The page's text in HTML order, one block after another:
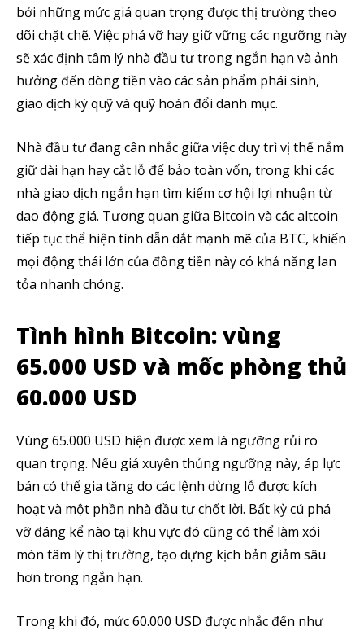
bởi những mức giá quan trọng được thị trường theo
dõi chặt chẽ. Việc phá vỡ hay giữ vững các ngưỡng này
sẽ xác định tâm lý nhà đầu tư trong ngắn hạn và ảnh
hưởng đến dòng tiền vào các sản phẩm phái sinh,
giao dịch ký quỹ và quỹ hoán đổi danh mục.
Nhà đầu tư đang cân nhắc giữa việc duy trì vị thế nắm
giữ dài hạn hay cắt lỗ để bảo toàn vốn, trong khi các
nhà giao dịch ngắn hạn tìm kiếm cơ hội lợi nhuận từ
dao động giá. Tương quan giữa Bitcoin và các altcoin
tiếp tục thể hiện tính dẫn dắt mạnh mẽ của BTC, khiến
mọi động thái lớn của đồng tiền này có khả năng lan
tỏa nhanh chóng.
Tình hình Bitcoin: vùng
65.000 USD và mốc phòng thủ
60.000 USD
Vùng 65.000 USD hiện được xem là ngưỡng rủi ro
quan trọng. Nếu giá xuyên thủng ngưỡng này, áp lực
bán có thể gia tăng do các lệnh dừng lỗ được kích
hoạt và một phần nhà đầu tư chốt lời. Bất kỳ cú phá
vỡ đáng kể nào tại khu vực đó cũng có thể làm xói
mòn tâm lý thị trường, tạo dựng kịch bản giảm sâu
hơn trong ngắn hạn.
Trong khi đó, mức 60.000 USD được nhắc đến như